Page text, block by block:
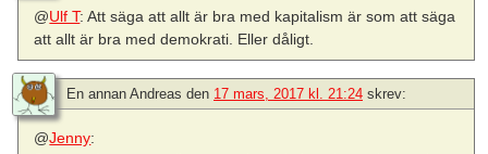
@Ulf T: Att säga att allt är bra med kapitalism är som att säga
att allt är bra med demokrati. Eller dåligt.
En annan Andreas den 17 mars, 2017 kl. 21:24 skrev:
@Jenny: